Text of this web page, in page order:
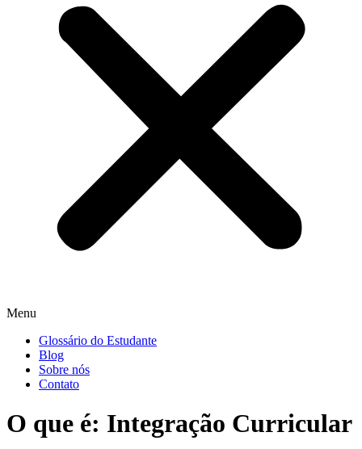
Menu
Glossário do Estudante
Blog
Sobre nós
Contato
O que é: Integração Curricular